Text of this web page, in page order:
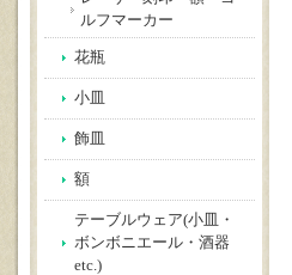
ルフマーカー
花瓶
小皿
飾皿
額
テーブルウェア(小皿・
ボンボニエール・酒器
etc.)